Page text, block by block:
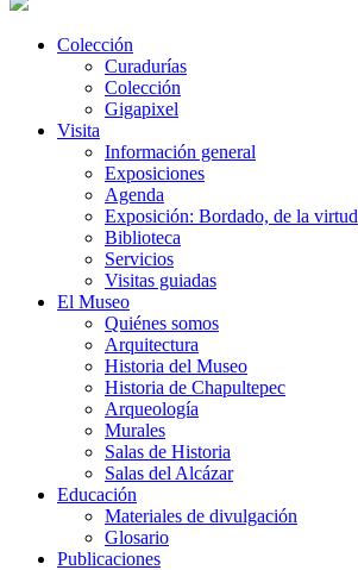
Colección
Curadurías
Colección
Gigapixel
Visita
Información general
Exposiciones
Agenda
Exposición: Bordado, de la virtud
Biblioteca
Servicios
Visitas guiadas
El Museo
Quiénes somos
Arquitectura
Historia del Museo
Historia de Chapultepec
Arqueología
Murales
Salas de Historia
Salas del Alcázar
Educación
Materiales de divulgación
Glosario
Publicaciones